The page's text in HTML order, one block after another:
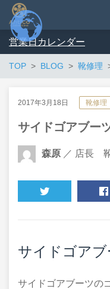
営業日カレンダー
TOP BLOG 靴修理
2017年3月18日 靴修理
サイドゴアブー
森原 ／ 店長
サイドゴア
サイドゴアブーツの